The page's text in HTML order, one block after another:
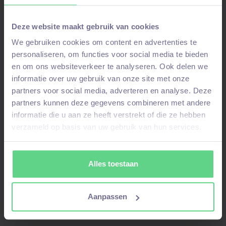
Deze website maakt gebruik van cookies
We gebruiken cookies om content en advertenties te
personaliseren, om functies voor social media te bieden
en om ons websiteverkeer te analyseren. Ook delen we
informatie over uw gebruik van onze site met onze
partners voor social media, adverteren en analyse. Deze
partners kunnen deze gegevens combineren met andere
informatie die u aan ze heeft verstrekt of die ze hebben
verzameld op basis van uw gebruik van hun services.
Alles toestaan
Aanpassen
Interesse in deze vacature?
Solliciteer nu!
Aanmelden voor deze vacature!
Stuur ons een WhatsAppberichtals je je al